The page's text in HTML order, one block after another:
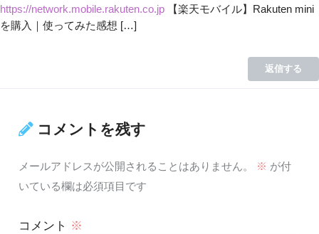
https://network.mobile.rakuten.co.jp 【楽天モバイル】Rakuten mini
を購入｜使ってみた感想 […]
返信する
コメントを残す
メールアドレスが公開されることはありません。 ※ が付
いている欄は必須項目です
コメント ※